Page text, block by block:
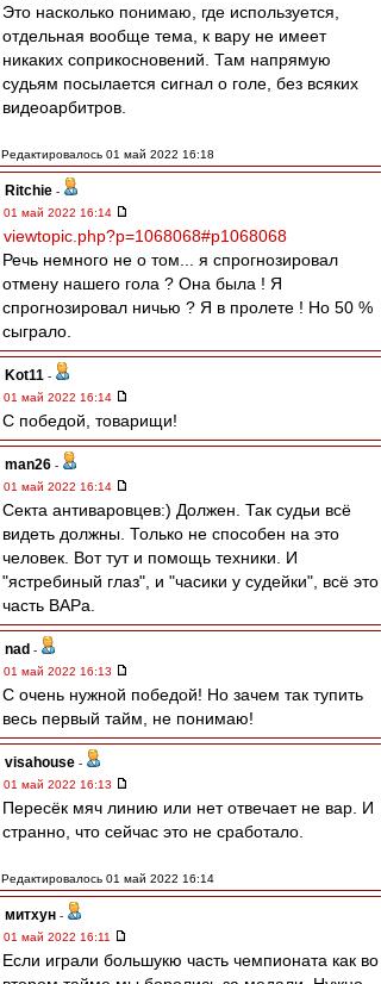
Это насколько понимаю, где используется,
отдельная вообще тема, к вару не имеет
никаких соприкосновений. Там напрямую
судьям посылается сигнал о голе, без всяких
видеоарбитров.
Редактировалось 01 май 2022 16:18
Ritchie -
01 май 2022 16:14
viewtopic.php?p=1068068#p1068068
Речь немного не о том... я спрогнозировал
отмену нашего гола ? Она была ! Я
спрогнозировал ничью ? Я в пролете ! Но 50 %
сыграло.
Kot11 -
01 май 2022 16:14
С победой, товарищи!
man26 -
01 май 2022 16:14
Секта антиваровцев:) Должен. Так судьи всё
видеть должны. Только не способен на это
человек. Вот тут и помощь техники. И
"ястребиный глаз", и "часики у судейки", всё это
часть ВАРа.
nad -
01 май 2022 16:13
С очень нужной победой! Но зачем так тупить
весь первый тайм, не понимаю!
visahouse -
01 май 2022 16:13
Пересёк мяч линию или нет отвечает не вар. И
странно, что сейчас это не сработало.
Редактировалось 01 май 2022 16:14
митхун -
01 май 2022 16:11
Если играли большукю часть чемпионата как во